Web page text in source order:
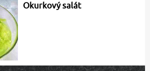
Okurkový salát